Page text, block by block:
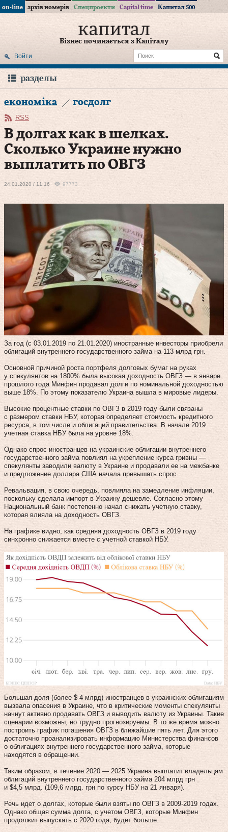
on-line архів номерів Спецпроекти Capital time Капитал 500
Бізнес починається з Капіталу
Войти
разделы
економіка госдолг
RSS
В долгах как в шелках.
Сколько Украине нужно
выплатить по ОВГЗ
24.01.2020 / 11:16 97773
За год (с 03.01.2019 по 21.01.2020) иностранные инвесторы приобрели
облигаций внутреннего государственного займа на 113 млрд грн.
Основной причиной роста портфеля долговых бумаг на руках
у спекулянтов на 1800% была высокая доходность ОВГЗ — в январе
прошлого года Минфин продавал долги по номинальной доходностью
выше 18%. По этому показателю Украина вышла в мировые лидеры.
Высокие процентные ставки по ОВГЗ в 2019 году были связаны
с размером ставки НБУ, которая определяет стоимость кредитного
ресурса, в том числе и облигаций правительства. В начале 2019
учетная ставка НБУ была на уровне 18%.
Однако спрос иностранцев на украинские облигации внутреннего
государственного займа повлиял на укрепление курса гривны —
спекулянты заводили валюту в Украине и продавали ее на межбанке
и предложение доллара США начала превышать спрос.
Ревальвация, в свою очередь, повлияла на замедление инфляции,
поскольку сделала импорт в Украину дешевле. Согласно этому
Национальный банк постепенно начал снижать учетную ставку,
которая влияла на доходность ОВГЗ.
На графике видно, как средняя доходность ОВГЗ в 2019 году
синхронно снижается вместе с учетной ставкой НБУ.
Большая доля (более $ 4 млрд) иностранцев в украинских облигациям
вызвала опасения в Украине, что в критические моменты спекулянты
начнут активно продавать ОВГЗ и выводить валюту из Украины. Такие
сценарии возможны, но трудно прогнозируемы. В то же время можно
построить график погашения ОВГЗ в ближайшие пять лет. Для этого
достаточно проанализировать информацию Министерства финансов
о облигациях внутреннего государственного займа, которые
находятся в обращении.
Таким образом, в течение 2020 — 2025 Украина выплатит владельцам
облигаций внутреннего государственного займа 204 млрд грн
и $4,5 млрд. (109,6 млрд. грн по курсу НБУ на 21 января).
Речь идет о долгах, которые были взяты по ОВГЗ в 2009-2019 годах.
Однако общая сумма долга, с учетом ОВГЗ, которые Минфин
продолжит выпускать с 2020 года, будет больше.